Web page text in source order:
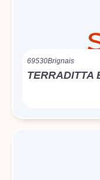
69530Brignais
TERRADITTA